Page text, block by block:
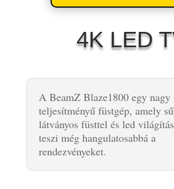
4K LED
A BeamZ Blaze1800 egy nagy
teljesítményű füstgép, amely
látványos füsttel és led
teszi még hangulatosabbá a
rendezvényeket.